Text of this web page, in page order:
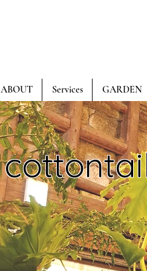
ABOUT Services GARDEN